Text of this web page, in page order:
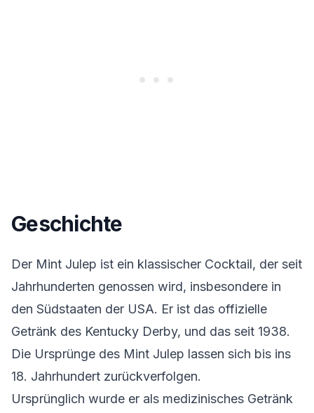
Geschichte
Der Mint Julep ist ein klassischer Cocktail, der seit
Jahrhunderten genossen wird, insbesondere in
den Südstaaten der USA. Er ist das offizielle
Getränk des Kentucky Derby, und das seit 1938.
Die Ursprünge des Mint Julep lassen sich bis ins
18. Jahrhundert zurückverfolgen.
Ursprünglich wurde er als medizinisches Getränk